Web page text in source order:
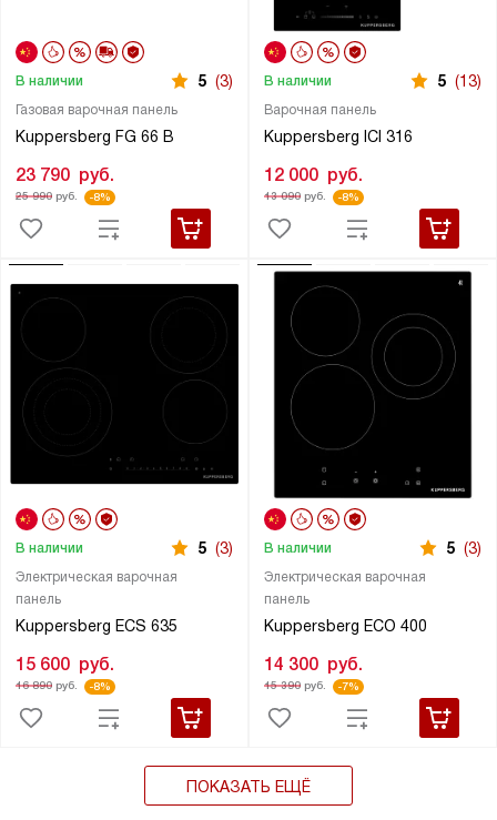
Газовая варочная панель
Kuppersberg FG 66 B
В наличии 5 (3)
23 790 руб.
25 990руб. -8%
Варочная панель
Kuppersberg ICI 316
В наличии 5 (13)
12 000 руб.
13 090руб. -8%
Электрическая варочная
панель
Kuppersberg ECS 635
В наличии 5 (3)
15 600 руб.
16 890руб. -8%
Электрическая варочная
панель
Kuppersberg ECO 400
В наличии 5 (3)
14 300 руб.
15 390руб. -7%
ПОКАЗАТЬ ЕЩЁ